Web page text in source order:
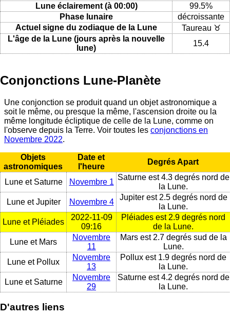
Lune éclairement (à 00:00)
99.5%
Phase lunaire
décroissante
Actuel signe du zodiaque de la Lune
Taureau ♉
L'âge de la Lune (jours après la nouvelle
lune)
15.4
Conjonctions Lune-Planète
Une conjonction se produit quand un objet astronomique a
soit le même, ou presque la même, l'ascension droite ou la
même longitude écliptique de celle de la Lune, comme on
l'observe depuis la Terre. Voir toutes les conjonctions en
Novembre 2022.
Objets
astronomiques
Date et
l'heure
Degrés Apart
Lune et Saturne Novembre 1
Saturne est 4.3 degrés nord de
la Lune.
Lune et Jupiter
Novembre 4
Jupiter est 2.5 degrés nord de
la Lune.
Lune et Pléiades
2022-11-09
09:16
Pléiades est 2.9 degrés nord
de la Lune.
Lune et Mars
Novembre
11
Mars est 2.7 degrés sud de la
Lune.
Lune et Pollux
Novembre
13
Pollux est 1.9 degrés nord de
la Lune.
Lune et Saturne
Novembre
29
Saturne est 4.2 degrés nord de
la Lune.
D'autres liens